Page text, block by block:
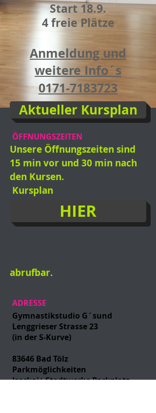
Start 18.9.
4 freie Plätze
Anmeldung und
weitere Info´s
0171-7183723
Aktueller Kursplan
ÖFFNUNGSZEITEN
Unsere Öffnungszeiten sind
15 min vor und 30 min nach
den Kursen.
Kursplan
abrufbar.
HIER
ADRESSE
Gymnastikstudio G´sund
Lenggrieser Strasse 23
(in der S-Kurve)
83646 Bad Tölz
Parkmöglichkeiten
Isarkai+ Stadtwerke Parkplatz